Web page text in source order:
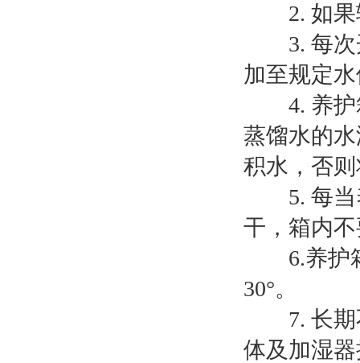
2. 如果输
3. 每次开
加至规定
4. 养护箱
蒸馏水的
积水，否
5. 每当养
干，箱内
6.养护箱
30°。
7. 长期不
体及加湿